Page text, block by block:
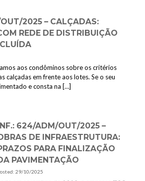
2025 – CALÇADAS:
REDE DE DISTRIBUIÇÃO
aos condôminos sobre os critérios
calçadas em frente aos lotes. Se o seu
e consta na […]
INF.: 624/ADM/OUT/2025 –
DE INFRAESTRUTURA:
PARA FINALIZAÇÃO
PAVIMENTAÇÃO
29/10/2025